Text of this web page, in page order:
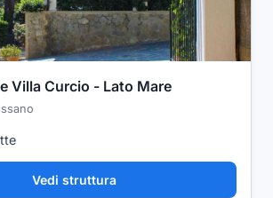
Villa Curcio - Lato Mare
Vedi struttura